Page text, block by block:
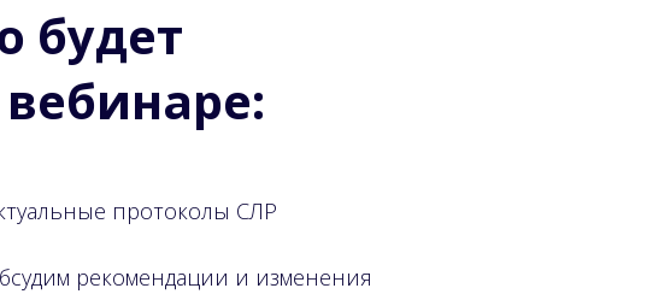
будет
вебинаре:
протоколы СЛР
рекомендации и изменения